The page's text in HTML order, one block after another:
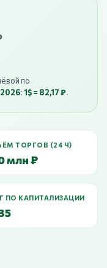
по
:1$ = 82,17 ₽.
ТОРГОВ (24 Ч)
млн ₽
ПО КАПИТАЛИЗАЦИИ